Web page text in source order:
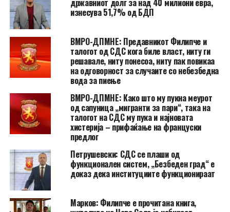
државниот долг за над 40 милиони евра,
изнесува 51,7% од БДП
ВМРО-ДПМНЕ: Предавникот Филипче и
талогот од СДС кога биле власт, ниту ги
решавале, ниту понесоа, ниту пак повикаа
на одговорност за случаите со небезбедна
вода за пиење
ВМРО-ДПМНЕ: Како што му пукна меурот
од сапуница „мигранти за пари“, така на
талогот на СДС му пука и најновата
хистерија – прифаќање на француски
предлог
Петрушевски: СДС се плаши од
функционален систем, „Безбеден град“ е
доказ дека институциите функционираат
Марков: Филипче е прочитана книга,